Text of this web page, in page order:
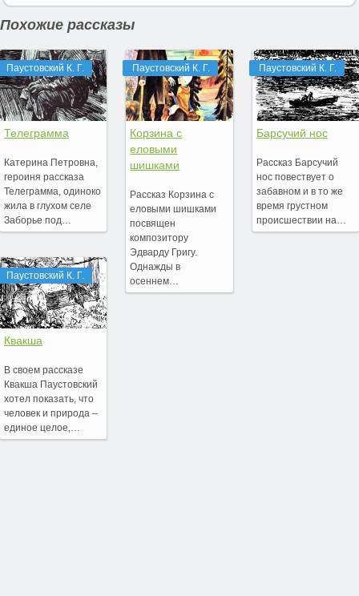
Похожие рассказы
Паустовский К. Г.
Телеграмма
Катерина Петровна,
героиня рассказа
Телеграмма, одиноко
жила в глухом селе
Заборье под…
Паустовский К. Г.
Квакша
В своем рассказе
Квакша Паустовский
хотел показать, что
человек и природа –
единое целое,…
Паустовский К. Г.
Корзина с
еловыми
шишками
Рассказ Корзина с
еловыми шишками
посвящен
композитору
Эдварду Григу.
Однажды в
осеннем…
Паустовский К. Г.
Барсучий нос
Рассказ Барсучий
нос повествует о
забавном и в то же
время грустном
происшествии на…